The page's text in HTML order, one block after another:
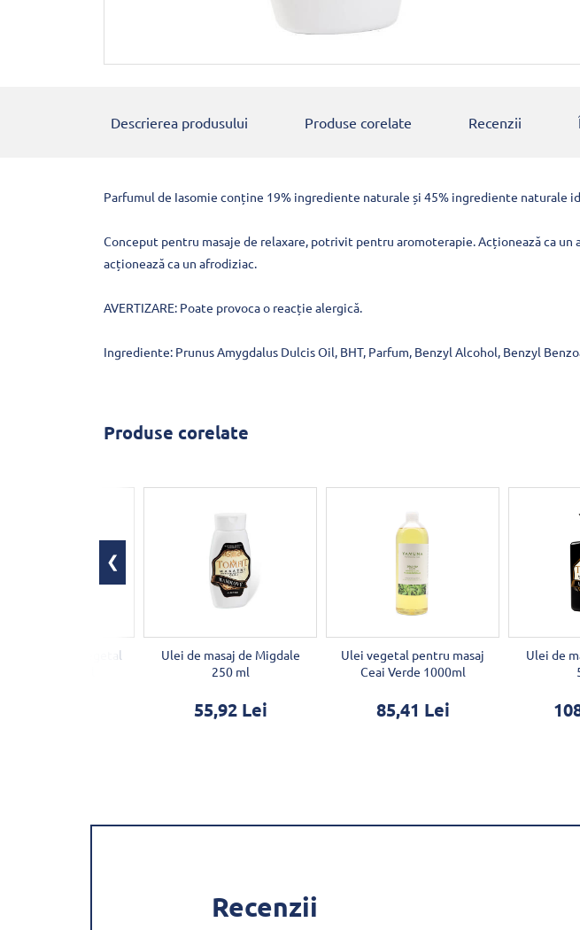
Descrierea produsului Produse corelate Recenzii
Parfumul de Iasomie conține 19% ingrediente naturale și 45% ingrediente naturale
Conceput pentru masaje de relaxare, potrivit pentru aromoterapie. Acționează ca
acționează ca un afrodiziac.
AVERTIZARE: Poate provoca o reacție alergică.
Ingrediente: Prunus Amygdalus Dulcis Oil, BHT, Parfum, Benzyl Alcohol, Benzyl
Produse corelate
cu mere, ulei vegetal
Ulei de masaj de Migdale
250 ml
55,92 Lei
Ulei vegetal pentru masaj
Ceai Verde 1000ml
85,41 Lei
Ulei de
Recenzii